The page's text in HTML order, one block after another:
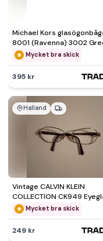
Michael Kors
8001 (Ravenna) 3002
Havana 53*18 140
Mycket bra skick
395 kr
Halland
Vintage CALVIN KLEIN
COLLECTION CK949
Frame Japan 55-17-130
596
Mycket bra skick
249 kr